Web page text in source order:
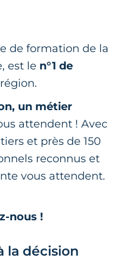
de formation de la
est le n°1 de
un métier
attendent ! Avec
et près de 150
reconnus et
vous attendent.
nous !
la décision